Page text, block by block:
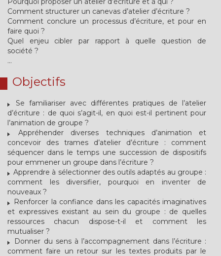
Comment structurer un canevas d’atelier d’écriture ?
Comment conclure un processus d’écriture, et pour en
faire quoi ?
Quel enjeu cibler par rapport à quelle question de
société ?
...
Objectifs
Se familiariser avec différentes pratiques de l’atelier
d’écriture : de quoi s’agit-il, en quoi est-il pertinent pour
l’animation de groupe ?
Appréhender diverses techniques d’animation et
concevoir des trames d’atelier d’écriture : comment
séquencer dans le temps une succession de dispositifs
pour emmener un groupe dans l’écriture ?
Apprendre à sélectionner des outils adaptés au groupe :
comment les diversifier, pourquoi en inventer de
nouveaux ?
Renforcer la confiance dans les capacités imaginatives
et expressives existant au sein du groupe : de quelles
ressources chacun dispose-t-il et comment les
mutualiser ?
Donner du sens à l’accompagnement dans l’écriture :
comment faire un retour sur les textes produits par le